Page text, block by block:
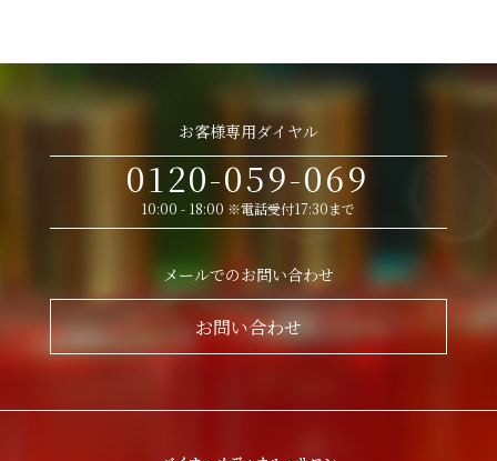
お客様専用ダイヤル
0120-059-069
10:00 - 18:00 ※電話受付17:30まで
メールでのお問い合わせ
お問い合わせ